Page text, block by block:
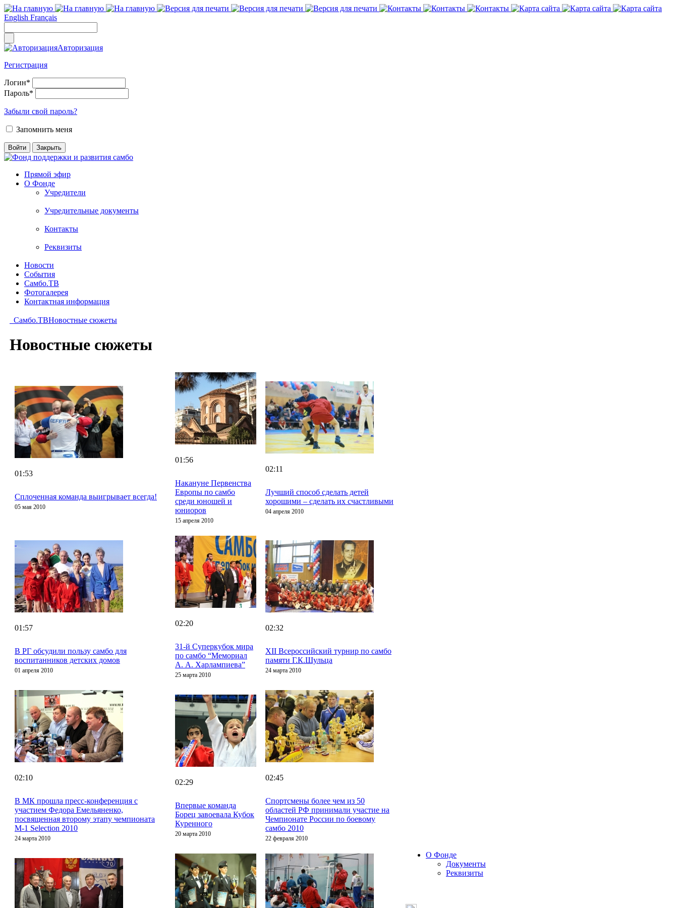
English Français
Авторизация
Регистрация
Логин*
Пароль*
Забыли свой пароль?
Запомнить меня
Прямой эфир
О Фонде
Учредители
Учредительные документы
Контакты
Реквизиты
Новости
События
Самбо.ТВ
Фотогалерея
Контактная информация
Самбо.ТВНовостные сюжеты
Новостные сюжеты
01:53
Сплоченная команда выигрывает всегда!
05 мая 2010
01:56
Накануне Первенства
Европы по самбо
среди юношей и
юниоров
15 апреля 2010
02:11
Лучший способ сделать детей
хорошими – сделать их счастливыми
04 апреля 2010
01:57
В РГ обсудили пользу самбо для
воспитанников детских домов
01 апреля 2010
02:20
31-й Суперкубок мира
по самбо “Мемориал
А. А. Харлампиева”
25 марта 2010
02:32
XII Всероссийский турнир по самбо
памяти Г.К.Шульца
24 марта 2010
02:10
В МК прошла пресс-конференция с
участием Федора Емельяненко,
посвященная второму этапу чемпионата
M-1 Selection 2010
24 марта 2010
02:29
Впервые команда
Борец завоевала Кубок
Куренного
20 марта 2010
02:45
Спортсмены более чем из 50
областей РФ принимали участие на
Чемпионате России по боевому
самбо 2010
22 февраля 2010
О Фонде
Документы
Реквизиты